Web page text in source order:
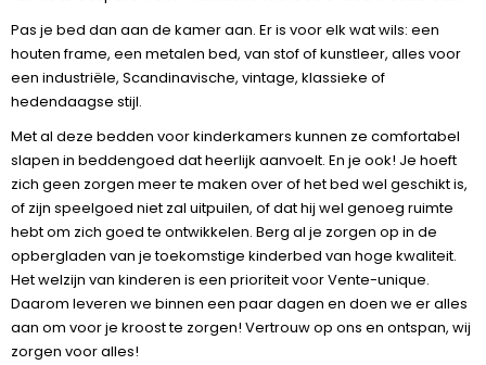
Pas je bed dan aan de kamer aan. Er is voor elk wat wils: een
houten frame, een metalen bed, van stof of kunstleer, alles voor
een industriële, Scandinavische, vintage, klassieke of
hedendaagse stijl.
Met al deze bedden voor kinderkamers kunnen ze comfortabel
slapen in beddengoed dat heerlijk aanvoelt. En je ook! Je hoeft
zich geen zorgen meer te maken over of het bed wel geschikt is,
of zijn speelgoed niet zal uitpuilen, of dat hij wel genoeg ruimte
hebt om zich goed te ontwikkelen. Berg al je zorgen op in de
opbergladen van je toekomstige kinderbed van hoge kwaliteit.
Het welzijn van kinderen is een prioriteit voor Vente-unique.
Daarom leveren we binnen een paar dagen en doen we er alles
aan om voor je kroost te zorgen! Vertrouw op ons en ontspan, wij
zorgen voor alles!